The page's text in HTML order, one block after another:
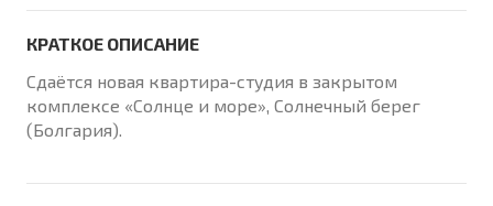
КРАТКОЕ ОПИСАНИЕ
Сдаётся новая квартира-студия в закрытом
комплексе «Солнце и море», Солнечный берег
(Болгария).